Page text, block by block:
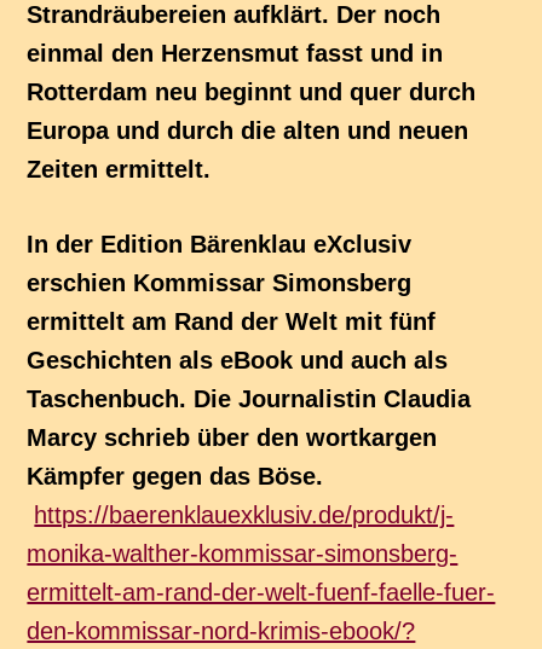
Strandräubereien aufklärt. Der noch
einmal den Herzensmut fasst und in
Rotterdam neu beginnt und quer durch
Europa und durch die alten und neuen
Zeiten ermittelt.
In der Edition Bärenklau eXclusiv
erschien Kommissar Simonsberg
ermittelt am Rand der Welt mit fünf
Geschichten als eBook und auch als
Taschenbuch. Die Journalistin Claudia
Marcy schrieb über den wortkargen
Kämpfer gegen das Böse.
https://baerenklauexklusiv.de/produkt/j-
monika-walther-kommissar-simonsberg-
ermittelt-am-rand-der-welt-fuenf-faelle-fuer-
den-kommissar-nord-krimis-ebook/?